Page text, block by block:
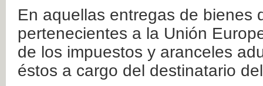
En aquellas entregas de bienes
pertenecientes a la Unión
de los impuestos y aranceles
éstos a cargo del destinatario